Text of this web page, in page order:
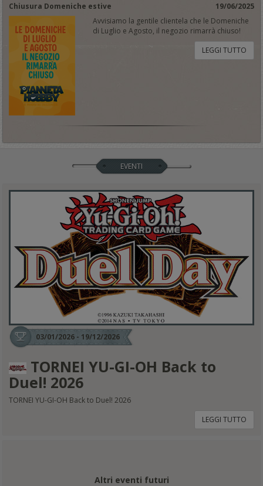
Chiusura Domeniche estive
19/06/2025
Avvisiamo la gentile clientela che le Domeniche
di Luglio e Agosto, il negozio rimarrà chiuso!
LEGGI TUTTO
EVENTI
03/01/2026 - 19/12/2026
TORNEI YU-GI-OH Back to
Duel! 2026
TORNEI YU-GI-OH Back to Duel! 2026
LEGGI TUTTO
Altri eventi futuri